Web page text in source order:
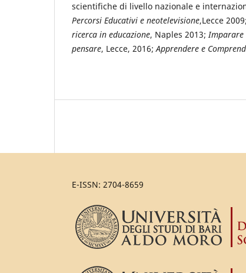
scientifiche di livello nazionale e
Percorsi Educativi e neotelevisione,Lecce 2009;
ricerca in educazione, Naples 2013;Imparare
pensare, Lecce, 2016;Apprendere e
E-ISSN: 2704-8659